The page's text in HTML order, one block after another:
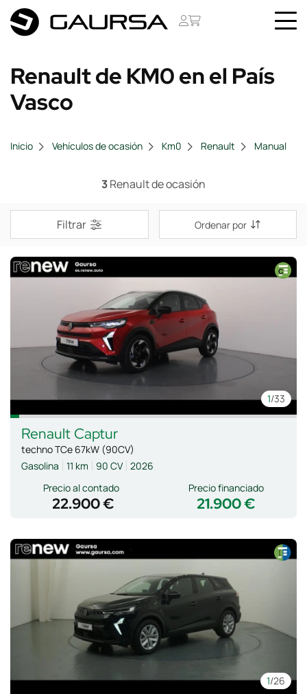
Renault de KM0 en el País
Vasco
Inicio Vehículos de ocasión Km0 Renault Manual
3Renault de ocasión
Filtrar Ordenar por
1/33
Renault Captur
techno TCe 67kW (90CV)
Gasolina
11 km 90 CV 2026
Precio al contado
22.900 € 21.900 €
Precio financiado
1/26